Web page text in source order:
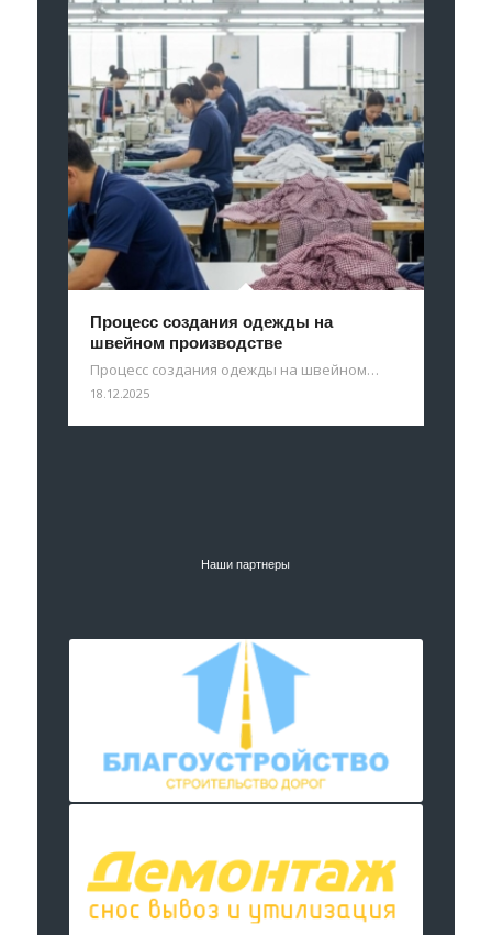
Процесс создания одежды на
швейном производстве
Процесс создания одежды на швейном…
18.12.2025
Наши партнеры